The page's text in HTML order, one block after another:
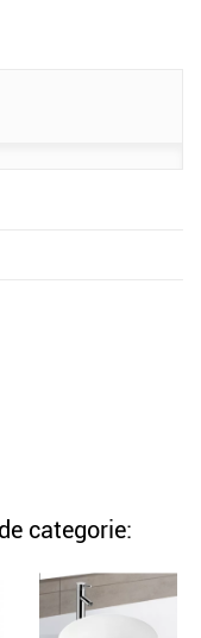
categorie: